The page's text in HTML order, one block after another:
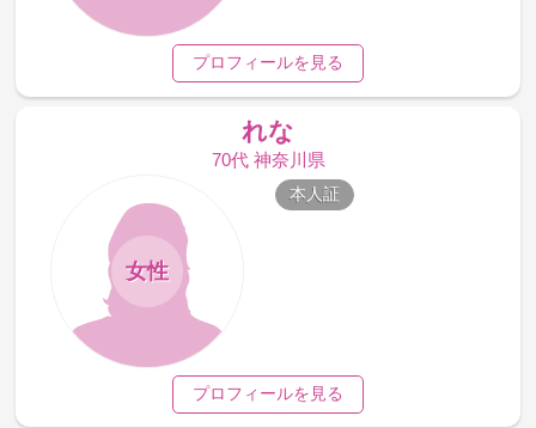
プロフィールを見る
れな
70代 神奈川県
女性
本人証
プロフィールを見る